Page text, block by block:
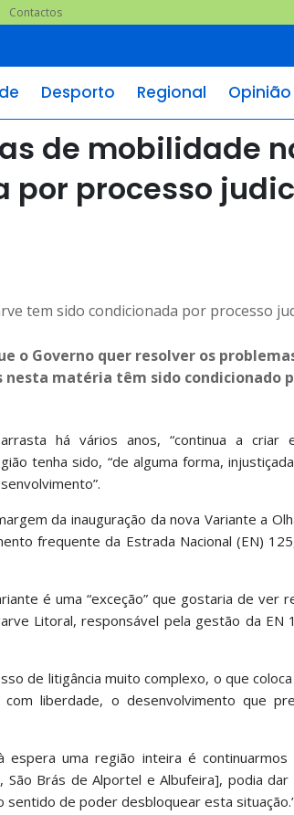
Contactos
Desporto Regional Opinião
de mobilidade
por processo
o Governo quer resolver os
matéria têm sido condicionado
há vários anos, “continua a criar
tenha sido, “de alguma forma,
da inauguração da nova Variante a
frequente da Estrada Nacional (EN)
é uma “exceção” que gostaria de ver
Litoral, responsável pela gestão da EN
de litigância muito complexo, o que
liberdade, o desenvolvimento que
espera uma região inteira é
Brás de Alportel e Albufeira], podia
de poder desbloquear esta